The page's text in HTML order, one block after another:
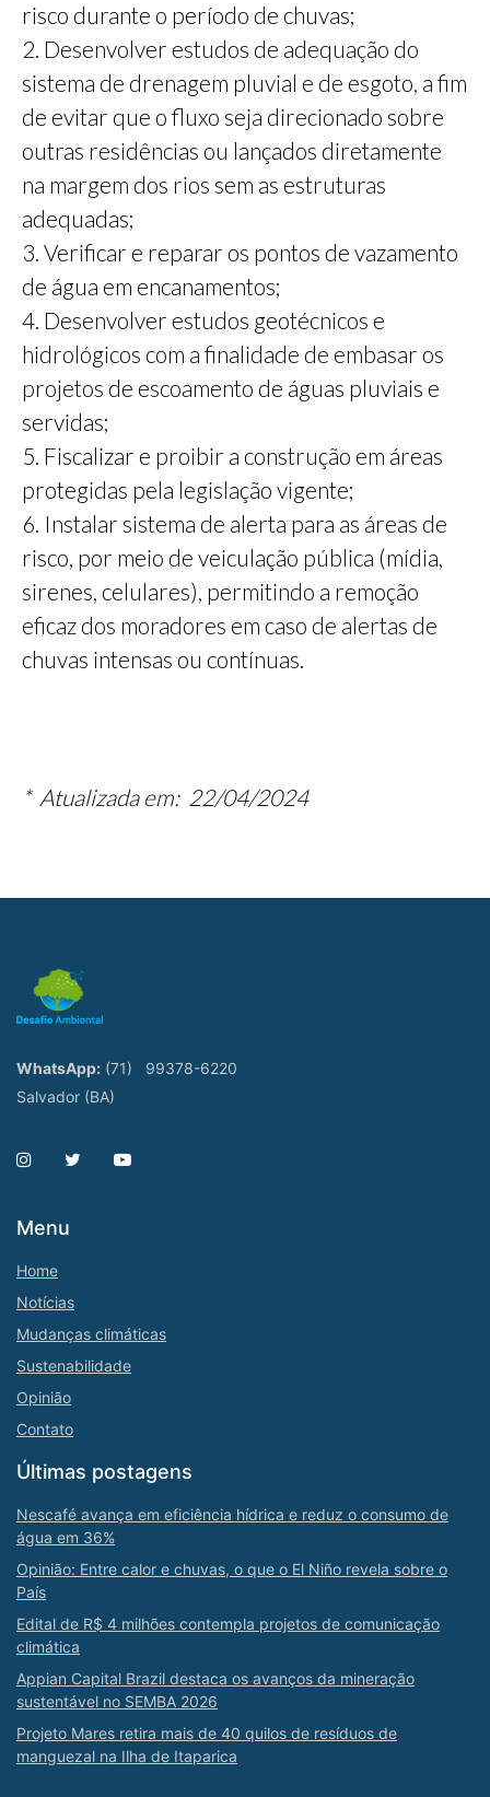
risco durante o período de chuvas;
2. Desenvolver estudos de adequação do
sistema de drenagem pluvial e de esgoto, a fim
de evitar que o fluxo seja direcionado sobre
outras residências ou lançados diretamente
na margem dos rios sem as estruturas
adequadas;
3. Verificar e reparar os pontos de vazamento
de água em encanamentos;
4. Desenvolver estudos geotécnicos e
hidrológicos com a finalidade de embasar os
projetos de escoamento de águas pluviais e
servidas;
5. Fiscalizar e proibir a construção em áreas
protegidas pela legislação vigente;
6. Instalar sistema de alerta para as áreas de
risco, por meio de veiculação pública (mídia,
sirenes, celulares), permitindo a remoção
eficaz dos moradores em caso de alertas de
chuvas intensas ou contínuas.
* Atualizada em: 22/04/2024
WhatsApp: (71)
99378-6220
Salvador (BA)
Menu
Home
Notícias
Mudanças climáticas
Sustenabilidade
Opinião
Contato
Últimas postagens
Nescafé avança em eficiência hídrica e reduz o consumo de
água em 36%
Opinião: Entre calor e chuvas, o que o El Niño revela sobre o
País
Edital de R$ 4 milhões contempla projetos de comunicação
climática
Appian Capital Brazil destaca os avanços da mineração
sustentável no SEMBA 2026
Projeto Mares retira mais de 40 quilos de resíduos de
manguezal na Ilha de Itaparica